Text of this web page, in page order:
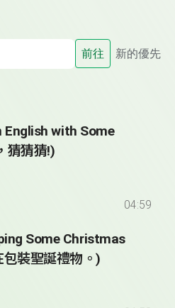
前往 新的優先
English with Some
語，猜猜猜!)
04:59
Some Christmas
(我在包裝聖誕禮物。)